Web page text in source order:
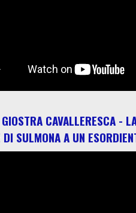
CAVALLERESCA -
DI SULMONA A UN